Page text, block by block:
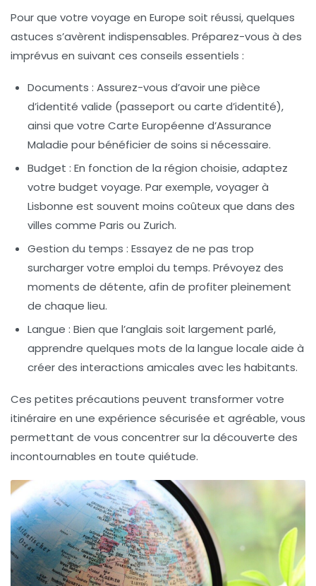
Pour que votre voyage en Europe soit réussi, quelques
astuces s’avèrent indispensables. Préparez-vous à des
imprévus en suivant ces conseils essentiels :
Documents : Assurez-vous d’avoir une pièce
d’identité valide (passeport ou carte d’identité),
ainsi que votre Carte Européenne d’Assurance
Maladie pour bénéficier de soins si nécessaire.
Budget : En fonction de la région choisie, adaptez
votre budget voyage. Par exemple, voyager à
Lisbonne est souvent moins coûteux que dans des
villes comme Paris ou Zurich.
Gestion du temps : Essayez de ne pas trop
surcharger votre emploi du temps. Prévoyez des
moments de détente, afin de profiter pleinement
de chaque lieu.
Langue : Bien que l’anglais soit largement parlé,
apprendre quelques mots de la langue locale aide à
créer des interactions amicales avec les habitants.
Ces petites précautions peuvent transformer votre
itinéraire en une expérience sécurisée et agréable, vous
permettant de vous concentrer sur la découverte des
incontournables en toute quiétude.